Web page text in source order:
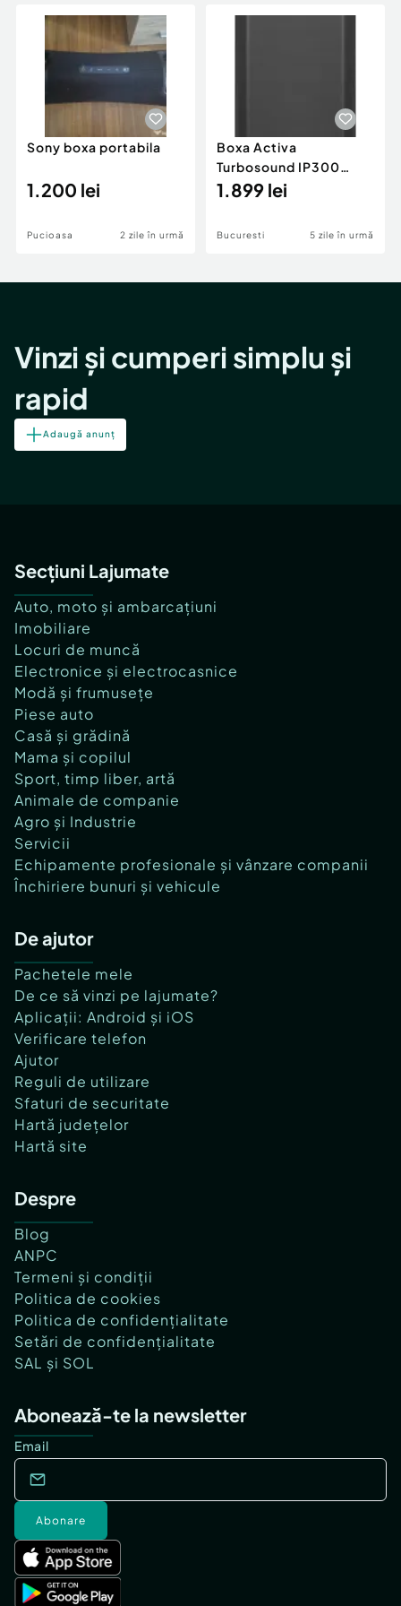
Servicii
Animale de companie
Afaceri și echipamente profesionale
Inchiriere Bunuri si Vehicule
Utilaje agricole si industriale
Piese auto si accesorii
Dacia Duster
Sony boxa portabila
1.200 lei
Pucioasa 2 zile în urmă
Boxa Activa
Turbosound IP300
Sistem audio tip
1.899 lei
Bucuresti 5 zile în urmă
Vinzi și cumperi simplu și
rapid
Adaugă anunț
Secțiuni Lajumate
Auto, moto și ambarcațiuni
Imobiliare
Locuri de muncă
Electronice și electrocasnice
Modă și frumusețe
Piese auto
Casă și grădină
Mama și copilul
Sport, timp liber, artă
Animale de companie
Agro și Industrie
Servicii
Echipamente profesionale și vânzare companii
Închiriere bunuri și vehicule
De ajutor
Pachetele mele
De ce să vinzi pe lajumate?
Aplicații: Android și iOS
Verificare telefon
Ajutor
Reguli de utilizare
Sfaturi de securitate
Hartă județelor
Hartă site
Despre
Blog
ANPC
Termeni și condiții
Politica de cookies
Politica de confidențialitate
Setări de confidențialitate
SAL și SOL
Abonează-te la newsletter
Email
Abonare